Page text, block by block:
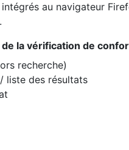
au navigateur
de la vérification de
recherche)
liste des résultats